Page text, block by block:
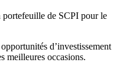
portefeuille de SCPI pour le
d’investissement
meilleures occasions.